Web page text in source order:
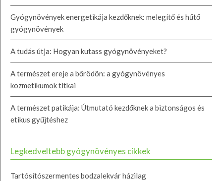
Gyógynövények energetikája kezdőknek: melegítő és hűtő
gyógynövények
A tudás útja: Hogyan kutass gyógynövényeket?
A természet ereje a bőrödön: a gyógynövényes
kozmetikumok titkai
A természet patikája: Útmutató kezdőknek a biztonságos és
etikus gyűjtéshez
Legkedveltebb gyógynövényes cikkek
Tartósítószermentes bodzalekvár házilag